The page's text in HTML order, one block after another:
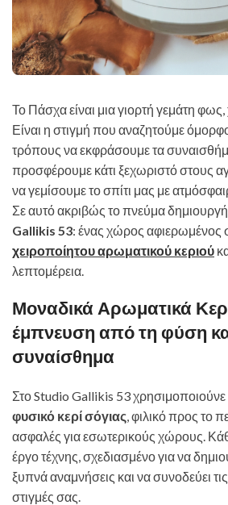
Το Πάσχα είναι μια γιορτή γεμάτη
Είναι η στιγμή που αναζητούμε
τρόπους να εκφράσουμε τα
προσφέρουμε κάτι ξεχωριστό στους
να γεμίσουμε το σπίτι μας με
Σε αυτό ακριβώς το πνεύμα
Gallikis 53: ένας χώρος αφιερωμένος
χειροποίητου αρωματικού κεριού
λεπτομέρεια.
Μοναδικά Αρωματικά
έμπνευση από τη φύση
συναίσθημα
Στο Studio Gallikis 53 χρησιμοποιούνε
φυσικό κερί σόγιας, φιλικό προς το
ασφαλές για εσωτερικούς χώρους.
έργο τέχνης, σχεδιασμένο για να
ξυπνά αναμνήσεις και να συνοδεύει τις
στιγμές σας.